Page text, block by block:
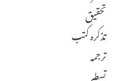
تحقیق
تذکرہ کتب
ترجمہ
تسطیر